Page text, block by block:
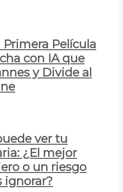
Primera Película
con IA que
y Divide al
ver tu
¿El mejor
o un riesgo
ignorar?